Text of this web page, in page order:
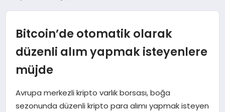
SAĞLIK
EKONOMI
Bitcoin’de otomatik olarak
düzenli alım yapmak isteyenlere
müjde
Avrupa merkezli kripto varlık borsası, boğa
sezonunda düzenli kripto para alımı yapmak isteyen